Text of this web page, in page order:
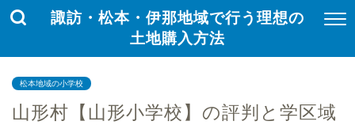
諏訪・松本・伊那地域で行う理想の
土地購入方法
松本地域の小学校
山形村【山形小学校】の評判と学区域